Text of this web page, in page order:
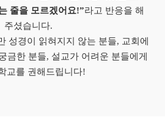
줄을 모르겠어요!”라고 반응을 해
주셨습니다.
성경이 읽혀지지 않는 분들, 교회에
금한 분들, 설교가 어려운 분들에게
교를 권해드립니다!